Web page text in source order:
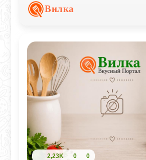
сочетается с картофелем и
солёными огурцами.
Вилка
2,23K 0 0